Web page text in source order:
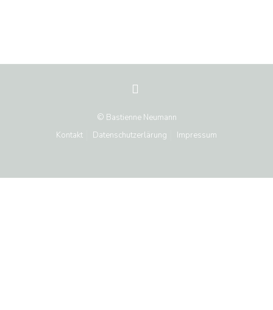
© Bastienne Neumann
Kontakt
Datenschutzerlärung Impressum